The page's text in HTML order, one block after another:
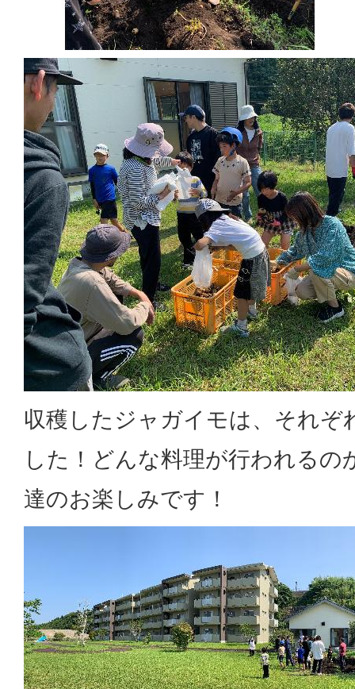
収穫したジャガイモは、それぞ
した！どんな料理が行われるの
達のお楽しみです！